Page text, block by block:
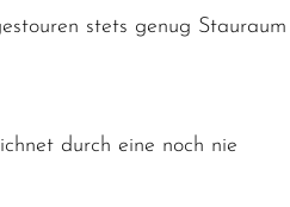
stets genug Stauraum
durch eine noch nie